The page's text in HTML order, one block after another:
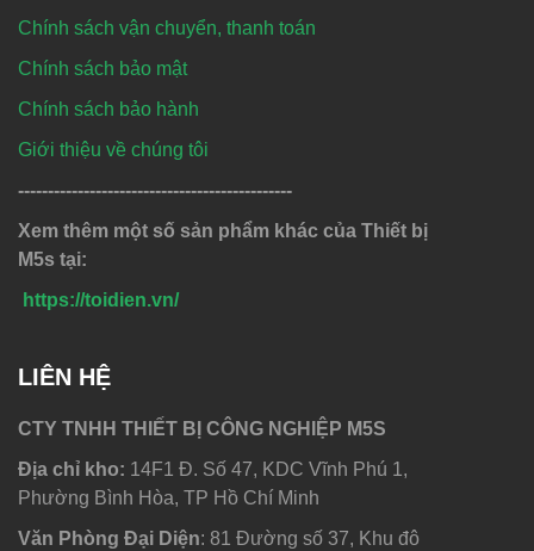
Chính sách vận chuyển, thanh toán
Chính sách bảo mật
Chính sách bảo hành
Giới thiệu về chúng tôi
----------------------------------------------
Xem thêm một số sản phẩm khác của Thiết bị
M5s tại:
https://toidien.vn/
LIÊN HỆ
CTY TNHH THIẾT BỊ CÔNG NGHIỆP M5S
Địa chỉ kho: 14F1 Đ. Số 47, KDC Vĩnh Phú 1,
Phường Bình Hòa, TP Hồ Chí Minh
Văn Phòng Đại Diện: 81 Đường số 37, Khu đô